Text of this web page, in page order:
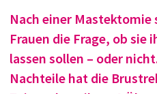
Nach einer
Frauen die Frage, ob
lassen sollen – oder
Nachteile hat die